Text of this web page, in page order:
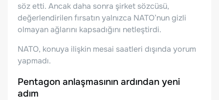
söz etti. Ancak daha sonra şirket sözcüsü,
değerlendirilen fırsatın yalnızca NATO’nun gizli
olmayan ağlarını kapsadığını netleştirdi.
NATO, konuya ilişkin mesai saatleri dışında yorum
yapmadı.
Pentagon anlaşmasının ardından yeni
adım